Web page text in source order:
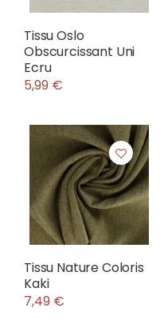
Tissu Oslo
Obscurcissant Uni
Ecru
5,99 €
Tissu Nature Coloris
Kaki
7,49 €